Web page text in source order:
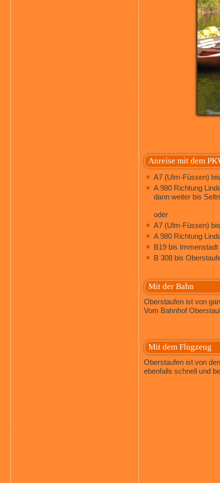
Anreise mit dem
A7 (Ulm-Füssen)
A 980 Richtung
dann weiter bis
oder
A7 (Ulm-Füssen)
A 980 Richtung
B19 bis Immenstadt
B 308 bis
Mit der Bahn
Oberstaufen ist von
Vom Bahnhof
Mit dem Flugzeug
Oberstaufen ist von
ebenfalls schnell und